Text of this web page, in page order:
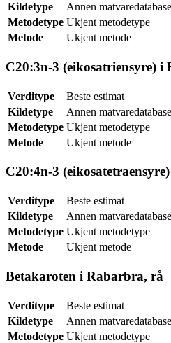
Kildetype
Annen matvaredatabase
Metodetype Ukjent metodetype
Metode
Ukjent metode
C20:3n-3 (eikosatriensyre) i
Verditype
Beste estimat
Kildetype
Annen matvaredatabase
Metodetype Ukjent metodetype
Metode
Ukjent metode
C20:4n-3
Verditype
Beste estimat
Kildetype
Annen matvaredatabase
Metodetype Ukjent metodetype
Metode
Ukjent metode
Betakaroten i Rabarbra, rå
Verditype
Beste estimat
Kildetype
Annen matvaredatabase
Metodetype Ukjent metodetype